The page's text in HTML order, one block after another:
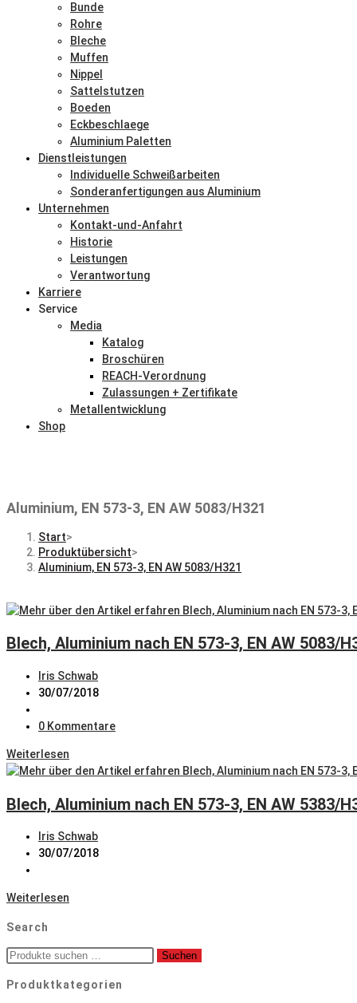
Bunde
Rohre
Bleche
Muffen
Nippel
Sattelstutzen
Boeden
Eckbeschlaege
Aluminium Paletten
Dienstleistungen
Individuelle Schweißarbeiten
Sonderanfertigungen aus Aluminium
Unternehmen
Kontakt-und-Anfahrt
Historie
Leistungen
Verantwortung
Karriere
Service
Media
Katalog
Broschüren
REACH-Verordnung
Zulassungen + Zertifikate
Metallentwicklung
Shop
Aluminium, EN 573-3, EN AW 5083/H321
Start>
Produktübersicht>
Aluminium, EN 573-3, EN AW 5083/H321
Blech, Aluminium nach EN 573-3, EN AW 5083/
Beitrags-
Autor:
Iris Schwab
Beitrag
30/07/2018
Kategorie:
Beitrags-
0 Kommentare
Weiterlesen
Aluminium
EN
3,
EN
Schiffsbau,
485
Blech, Aluminium nach EN 573-3, EN AW 5383/
Beitrags-
Autor:
Iris Schwab
Beitrag
30/07/2018
Weiterlesen
EN
573-
3,
Search
Suche
Suchen
Produktkategorien